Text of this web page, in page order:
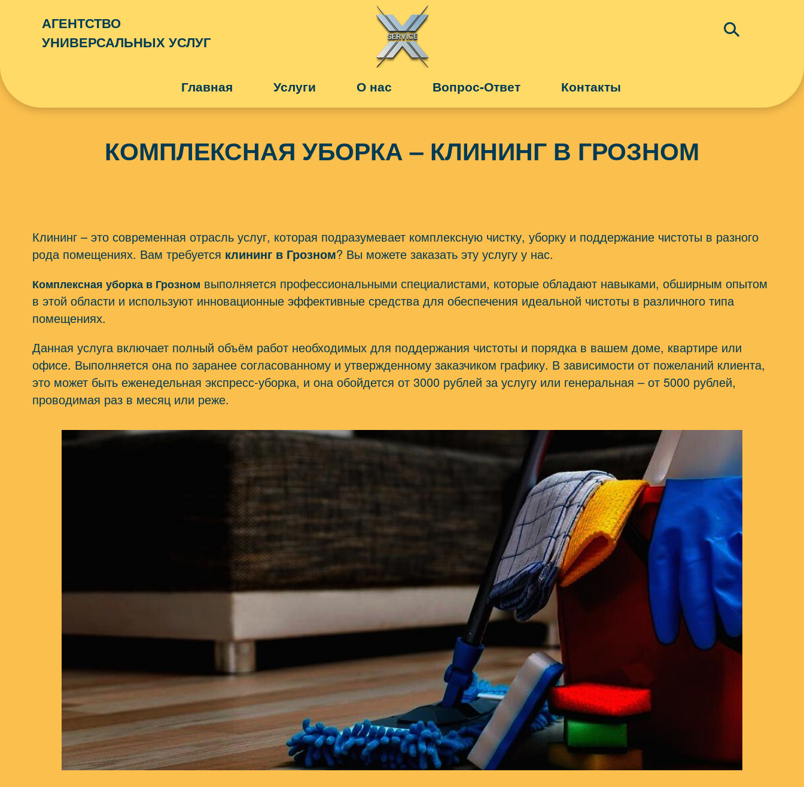
АГЕНТСТВО
УНИВЕРСАЛЬНЫХ УСЛУГ
Главная Услуги
ЮРИДИЧЕСКАЯ ПОМОЩЬ
БИЗНЕС-ПОДДЕРЖКА
НЕДВИЖИМОСТЬ
КРАСОТА И ЗДОРОВЬЕ
СКЛАДСКИЕ УСЛУГИ
ФОТО, ВИДЕО, ПЕЧАТЬ
УСЛУГИ ПО ДОМУ
ТУРИЗМ
ДОСТАВКА
О нас Вопрос-Ответ Контакты
КОМПЛЕКСНАЯ УБОРКА – КЛИНИНГ В ГРОЗНОМ
Клининг – это современная отрасль услуг, которая подразумевает комплексную чистку, уборку и поддержание чистоты в разного
рода помещениях. Вам требуется клининг в Грозном? Вы можете заказать эту услугу у нас.
Комплексная уборка в Грозном выполняется профессиональными специалистами, которые обладают навыками, обширным опытом
в этой области и используют инновационные эффективные средства для обеспечения идеальной чистоты в различного типа
помещениях.
Данная услуга включает полный объём работ необходимых для поддержания чистоты и порядка в вашем доме, квартире или
офисе. Выполняется она по заранее согласованному и утвержденному заказчиком графику. В зависимости от пожеланий клиента,
это может быть еженедельная экспресс-уборка, и она обойдется от 3000 рублей за услугу или генеральная – от 5000 рублей,
проводимая раз в месяц или реже.